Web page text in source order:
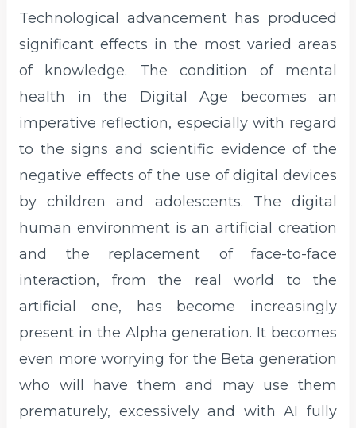
Technological advancement has produced
significant effects in the most varied areas
of knowledge. The condition of mental
health in the Digital Age becomes an
imperative reflection, especially with regard
to the signs and scientific evidence of the
negative effects of the use of digital devices
by children and adolescents. The digital
human environment is an artificial creation
and the replacement of face-to-face
interaction, from the real world to the
artificial one, has become increasingly
present in the Alpha generation. It becomes
even more worrying for the Beta generation
who will have them and may use them
prematurely, excessively and with AI fully